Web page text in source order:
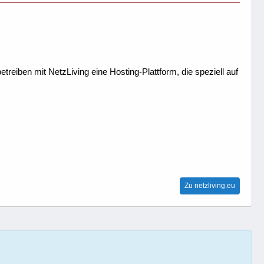
mit NetzLiving eine Hosting-Plattform, die speziell auf
Zu netzliving.eu